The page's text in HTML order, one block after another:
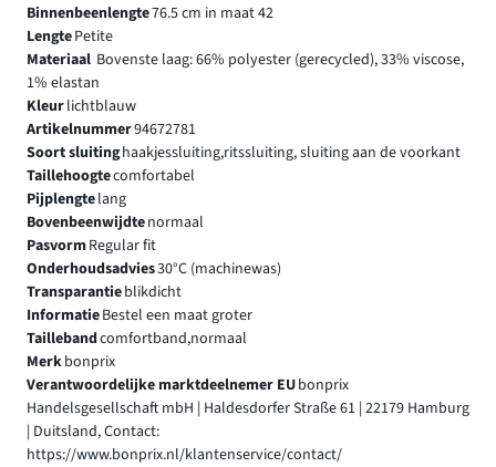
Binnenbeenlengte76.5 cm in maat 42
LengtePetite
Materiaal Bovenste laag: 66% polyester (gerecycled), 33% viscose,
1% elastan
Kleurlichtblauw
Artikelnummer94672781
Soort sluitinghaakjessluiting,ritssluiting, sluiting aan de voorkant
Taillehoogtecomfortabel
Pijplengtelang
Bovenbeenwijdtenormaal
PasvormRegular fit
Onderhoudsadvies30°C (machinewas)
Transparantieblikdicht
InformatieBestel een maat groter
Taillebandcomfortband,normaal
Merkbonprix
Verantwoordelijke marktdeelnemer EUbonprix
Handelsgesellschaft mbH | Haldesdorfer Straße 61 | 22179 Hamburg
| Duitsland, Contact:
https://www.bonprix.nl/klantenservice/contact/